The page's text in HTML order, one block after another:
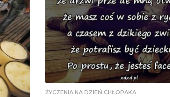
ŻYCZENIA NA DZIEŃ CHŁOPAKA